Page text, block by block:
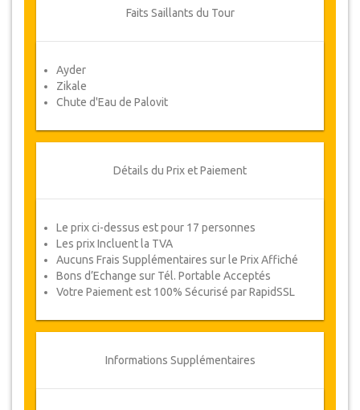
l'avance ne sont pas remboursables.
De temps en temps, JazicoWorld peut
d’autres dates alternatives ou un
redirigé vers les détails de YourCard pour saisir
automatiquement votre Voucher.
Suivez
JazicoWorld? .. Passez le mot!
Faits Saillants du Tour
Ayder
Zikale
Chute d'Eau de Palovit
Détails du Prix et Paiement
Le prix ci-dessus est pour 17 personnes
Les prix Incluent la TVA
Aucuns Frais Supplémentaires sur le Prix Affiché
Bons d’Echange sur Tél. Portable Acceptés
Votre Paiement est 100% Sécurisé par RapidSSL
Informations Supplémentaires